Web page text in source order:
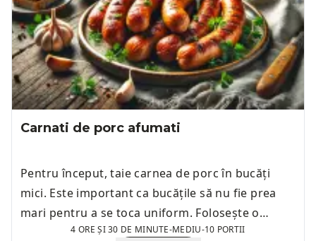
Carnati de porc afumati
Pentru început, taie carnea de porc în bucăți
mici. Este important ca bucățile să nu fie prea
mari pentru a se toca uniform. Folosește o
mașină de tocat carne cu sită mare pentru a
4 ORE ȘI 30 DE MINUTE-MEDIU-10 PORTII